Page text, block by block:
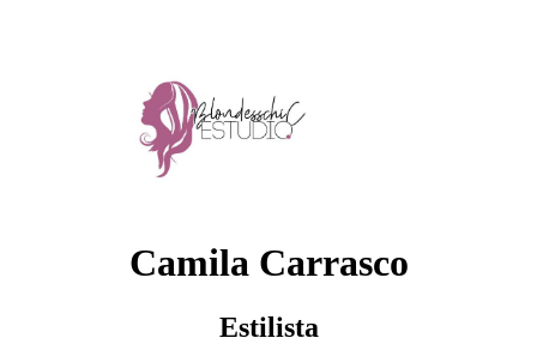
Camila Carrasco
Estilista